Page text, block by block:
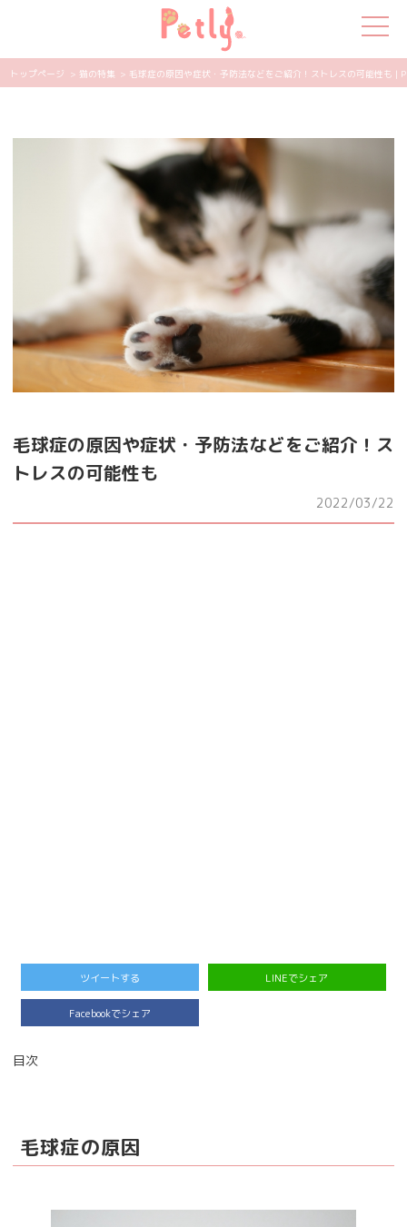
猫の特集
ペット用品
飼い主さんの悩み
ペットの気持ち
エンタメ
トップページ > 猫の特集 > 毛球症の原因や症状・予防法などをご紹介！ストレスの可能性も |
毛球症の原因や症状・予防法などをご紹介！ス
トレスの可能性も
2022/03/22
ツイートする LINEでシェア
Facebookでシェア
目次
毛球症の原因